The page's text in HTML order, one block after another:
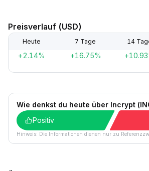
Preisverlauf (USD)
Heute 7 Tage 14
+2.14% +16.75%
Wie denkst du heute über Incrypt
Positiv
Hinweis: Die Informationen dienen nur zu